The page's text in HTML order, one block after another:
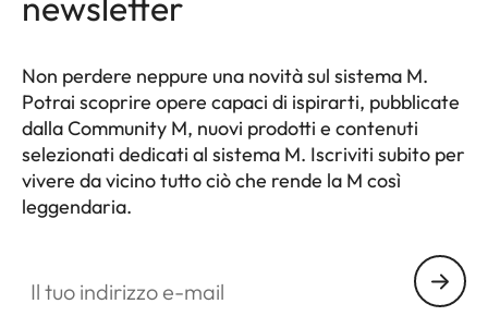
Non perdere neppure una novità sul sistema M.
Potrai scoprire opere capaci di ispirarti, pubblicate
dalla Community M, nuovi prodotti e contenuti
selezionati dedicati al sistema M. Iscriviti subito per
vivere da vicino tutto ciò che rende la M così
leggendaria.